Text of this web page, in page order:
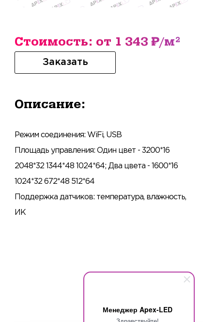
Менеджер Apex-LED
Стоимость: от 1 343 ₽/м²
Заказать
Описание:
Режим соединения: WiFi, USB
Площадь управления: Один цвет - 3200*16
2048*32 1344*48 1024*64; Два цвета - 1600*16
1024*32 672*48 512*64
Поддержка датчиков: температура, влажность,
ИК